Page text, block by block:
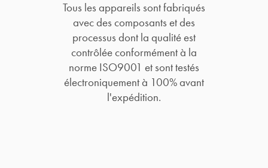
Tous les appareils sont fabriqués
avec des composants et des
processus dont la qualité est
contrôlée conformément à la
norme ISO9001 et sont testés
électroniquement à 100% avant
l'expédition.